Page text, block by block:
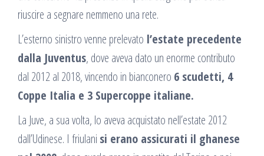
riuscire a segnare nemmeno una rete.
L’esterno sinistro venne prelevato l’estate precedente
dalla Juventus, dove aveva dato un enorme contributo
dal 2012 al 2018, vincendo in bianconero 6 scudetti, 4
Coppe Italia e 3 Supercoppe italiane.
La Juve, a sua volta, lo aveva acquistato nell’estate 2012
dall’Udinese. I friulani si erano assicurati il ghanese